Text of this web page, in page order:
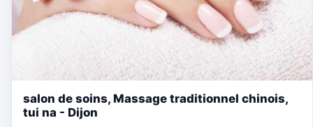
salon de soins, Massage traditionnel chinois,
tui na - Dijon